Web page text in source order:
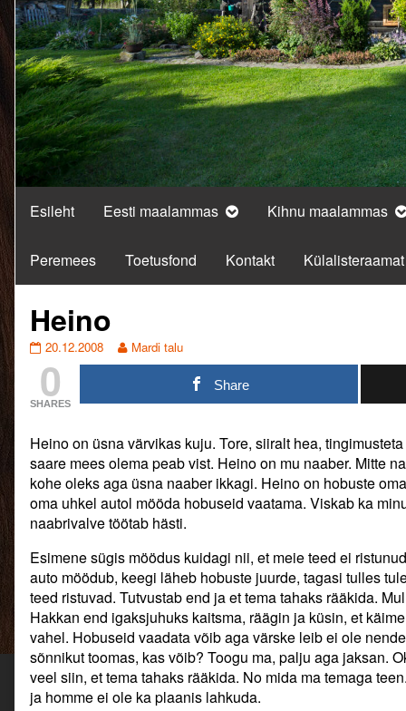
Esileht Eesti maalammas Kihnu maalammas
Peremees Toetusfond Kontakt Külalisteraamat
Heino
Heino
published
on
20.12.2008
Read
more
of
Heino,
Mardi talu
0
SHARES
Share
Heino on üsna värvikas kuju. Tore, siiralt hea,
saare mees olema peab vist. Heino on mu naaber. Mitte
kohe oleks aga üsna naaber ikkagi. Heino on hobuste
oma uhkel autol mööda hobuseid vaatama. Viskab ka
naabrivalve töötab hästi.
Esimene sügis möödus kuidagi nii, et meie teed ei
auto möödub, keegi läheb hobuste juurde, tagasi tulles
teed ristuvad. Tutvustab end ja et tema tahaks rääkida.
Hakkan end igaksjuhuks kaitsma, räägin ja küsin, et
vahel. Hobuseid vaadata võib aga värske leib ei ole
sõnnikut toomas, kas võib? Toogu ma, palju aga jaksan.
veel siin, et tema tahaks rääkida. No mida ma temaga
ja homme ei ole ka plaanis lahkuda.